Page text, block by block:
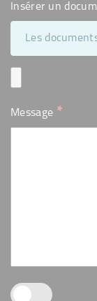
Insérer un
Les
Message *